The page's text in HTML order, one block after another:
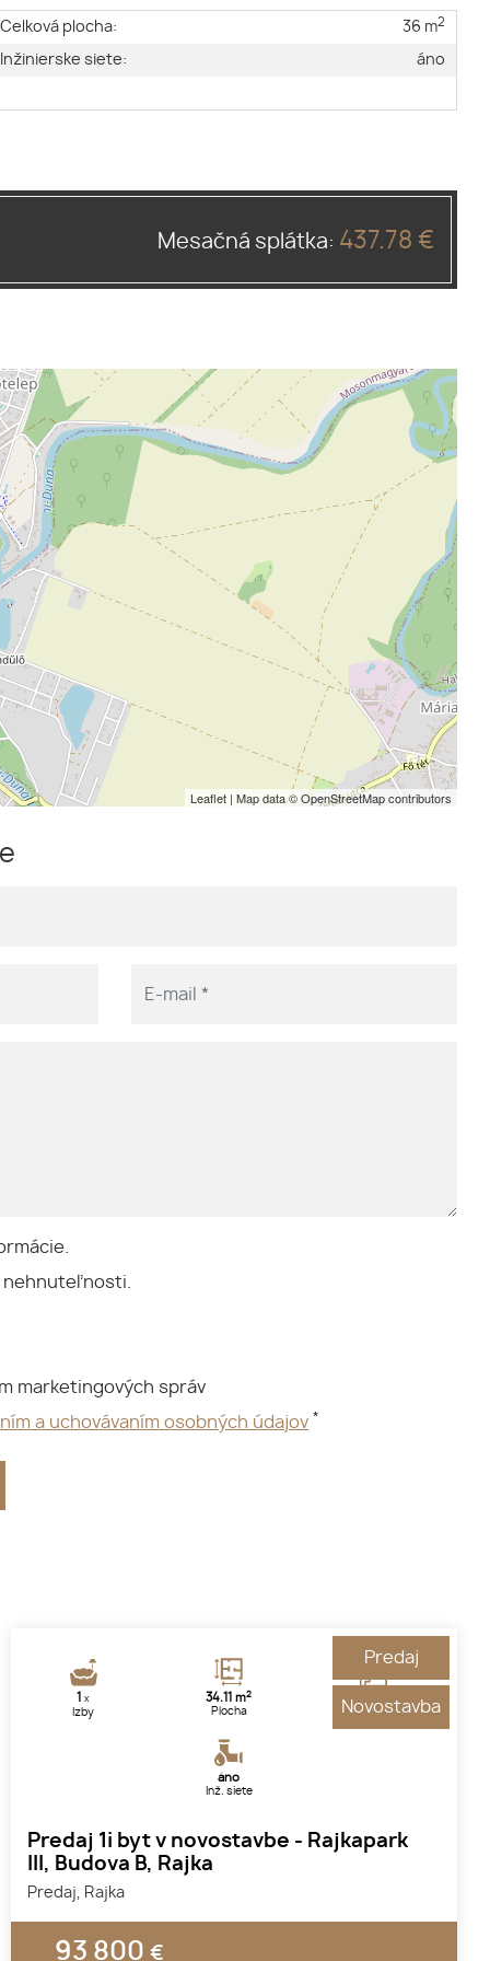
Celková plocha: 36 m2
Inžinierske siete: áno
Mesačná splátka: 437.78 €
Leaflet | Map data ©OpenStreetMapcontributors
nehnuteľnosti.
marketingových správ
a uchovávaním osobných údajov *
1x
Izby
34.11 m2
Plocha
Poschodie
áno
Inž. siete
Predaj 1i byt v novostavbe - Rajkapark
III, Budova B, Rajka
Predaj, Rajka
93 800 €
Predaj
Novostavba